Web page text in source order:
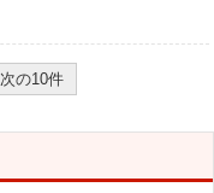
次の10件